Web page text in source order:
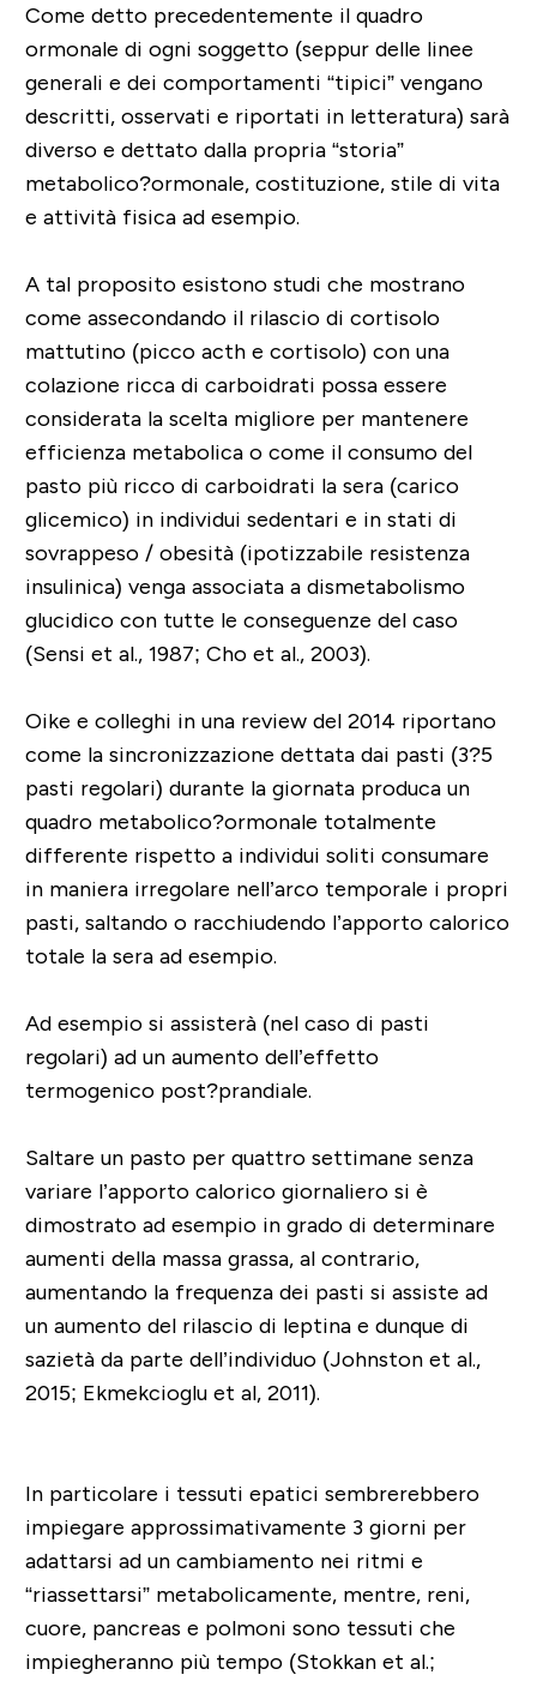
Come detto precedentemente il quadro
ormonale di ogni soggetto (seppur delle linee
generali e dei comportamenti “tipici” vengano
descritti, osservati e riportati in letteratura) sarà
diverso e dettato dalla propria “storia”
metabolico?ormonale, costituzione, stile di vita
e attività fisica ad esempio.
A tal proposito esistono studi che mostrano
come assecondando il rilascio di cortisolo
mattutino (picco acth e cortisolo) con una
colazione ricca di carboidrati possa essere
considerata la scelta migliore per mantenere
efficienza metabolica o come il consumo del
pasto più ricco di carboidrati la sera (carico
glicemico) in individui sedentari e in stati di
sovrappeso / obesità (ipotizzabile resistenza
insulinica) venga associata a dismetabolismo
glucidico con tutte le conseguenze del caso
(Sensi et al., 1987; Cho et al., 2003).
Oike e colleghi in una review del 2014 riportano
come la sincronizzazione dettata dai pasti (3?5
pasti regolari) durante la giornata produca un
quadro metabolico?ormonale totalmente
differente rispetto a individui soliti consumare
in maniera irregolare nell’arco temporale i propri
pasti, saltando o racchiudendo l’apporto calorico
totale la sera ad esempio.
Ad esempio si assisterà (nel caso di pasti
regolari) ad un aumento dell’effetto
termogenico post?prandiale.
Saltare un pasto per quattro settimane senza
variare l’apporto calorico giornaliero si è
dimostrato ad esempio in grado di determinare
aumenti della massa grassa, al contrario,
aumentando la frequenza dei pasti si assiste ad
un aumento del rilascio di leptina e dunque di
sazietà da parte dell’individuo (Johnston et al.,
2015; Ekmekcioglu et al, 2011).
In particolare i tessuti epatici sembrerebbero
impiegare approssimativamente 3 giorni per
adattarsi ad un cambiamento nei ritmi e
“riassettarsi” metabolicamente, mentre, reni,
cuore, pancreas e polmoni sono tessuti che
impiegheranno più tempo (Stokkan et al.;